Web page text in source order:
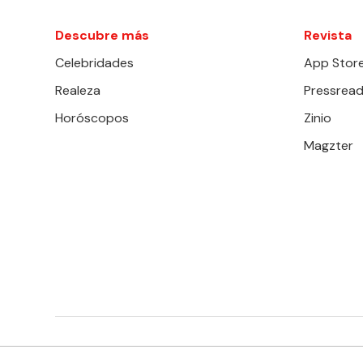
Descubre más
Celebridades
Realeza
Horóscopos
Revista
App
Zinio
Magzter
EDITORIAL TELEVISA S.A. DE C.V. TODOS LOS